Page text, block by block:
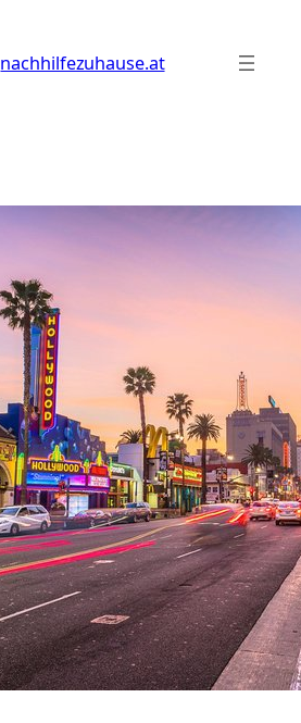
nachhilfezuhause.at